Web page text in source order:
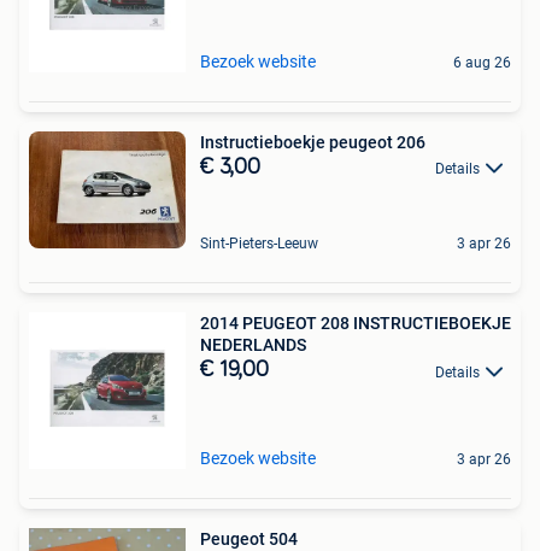
Bezoek website 6 aug 26
Instructieboekje peugeot 206
€ 3,00 Details
Sint-Pieters-Leeuw 3 apr 26
2014 PEUGEOT 208 INSTRUCTIEBOEKJE
NEDERLANDS
€ 19,00 Details
Bezoek website 3 apr 26
Peugeot 504